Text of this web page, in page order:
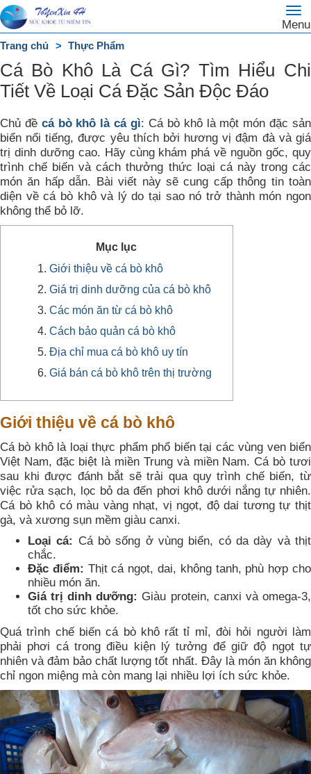
Menu
Trang
chủ
DANH
MỤC
Trang chủ Thực Phẩm
Cá Bò Khô Là Cá Gì? Tìm Hiểu Chi
Tiết Về Loại Cá Đặc Sản Độc Đáo
Chủ đề cá bò khô là cá gì: Cá bò khô là một món đặc sản
biển nổi tiếng, được yêu thích bởi hương vị đậm đà và giá
trị dinh dưỡng cao. Hãy cùng khám phá về nguồn gốc, quy
trình chế biến và cách thưởng thức loại cá này trong các
món ăn hấp dẫn. Bài viết này sẽ cung cấp thông tin toàn
diện về cá bò khô và lý do tại sao nó trở thành món ngon
không thể bỏ lỡ.
Mục lục
Giới thiệu về cá bò khô
Giá trị dinh dưỡng của cá bò khô
Các món ăn từ cá bò khô
Cách bảo quản cá bò khô
Địa chỉ mua cá bò khô uy tín
Giá bán cá bò khô trên thị trường
Giới thiệu về cá bò khô
Cá bò khô là loại thực phẩm phổ biến tại các vùng ven biển
Việt Nam, đặc biệt là miền Trung và miền Nam. Cá bò tươi
sau khi được đánh bắt sẽ trải qua quy trình chế biến, từ
việc rửa sạch, lọc bỏ da đến phơi khô dưới nắng tự nhiên.
Cá bò khô có màu vàng nhạt, vị ngọt, độ dai tương tự thịt
gà, và xương sụn mềm giàu canxi.
Loại cá: Cá bò sống ở vùng biển, có da dày và thịt
chắc.
Đặc điểm: Thịt cá ngọt, dai, không tanh, phù hợp cho
nhiều món ăn.
Giá trị dinh dưỡng: Giàu protein, canxi và omega-3,
tốt cho sức khỏe.
Quá trình chế biến cá bò khô rất tỉ mỉ, đòi hỏi người làm
phải phơi cá trong điều kiện lý tưởng để giữ độ ngọt tự
nhiên và đảm bảo chất lượng tốt nhất. Đây là món ăn không
chỉ ngon miệng mà còn mang lại nhiều lợi ích sức khỏe.